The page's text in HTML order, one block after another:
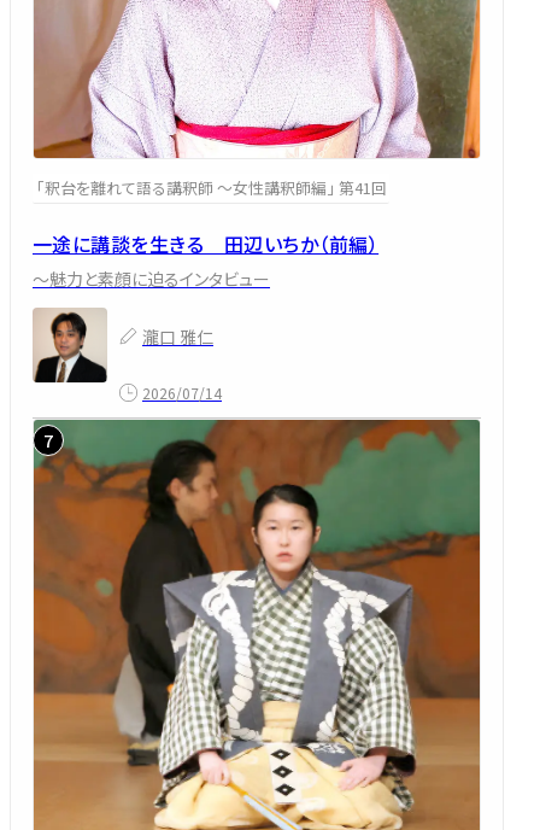
「釈台を離れて語る講釈師 ～女性講釈師編」 第41回
一途に講談を生きる 田辺いちか（前編）
～魅力と素顔に迫るインタビュー
瀧口 雅仁
2026/07/14